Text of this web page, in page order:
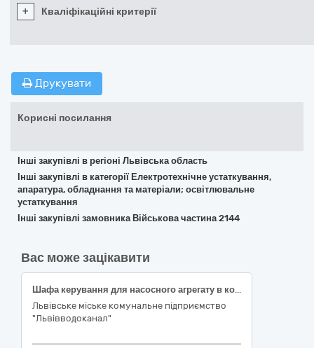
+ Кваліфікаційні критерії
Друкувати
Корисні посилання
Інші закупівлі в регіоні Львівська область
Інші закупівлі в категорії Електротехнічне устаткування,
апаратура, обладнання та матеріали; освітлювальне
устаткування
Інші закупівлі замовника Військова частина 2144
Вас може зацікавити
Шафа керування для насосного агрегату в комплекті з гідростатичним рівнеміром та цифровим перетворювачем тиску
Львівське міське комунальне підприємство
"Львівводоканал"